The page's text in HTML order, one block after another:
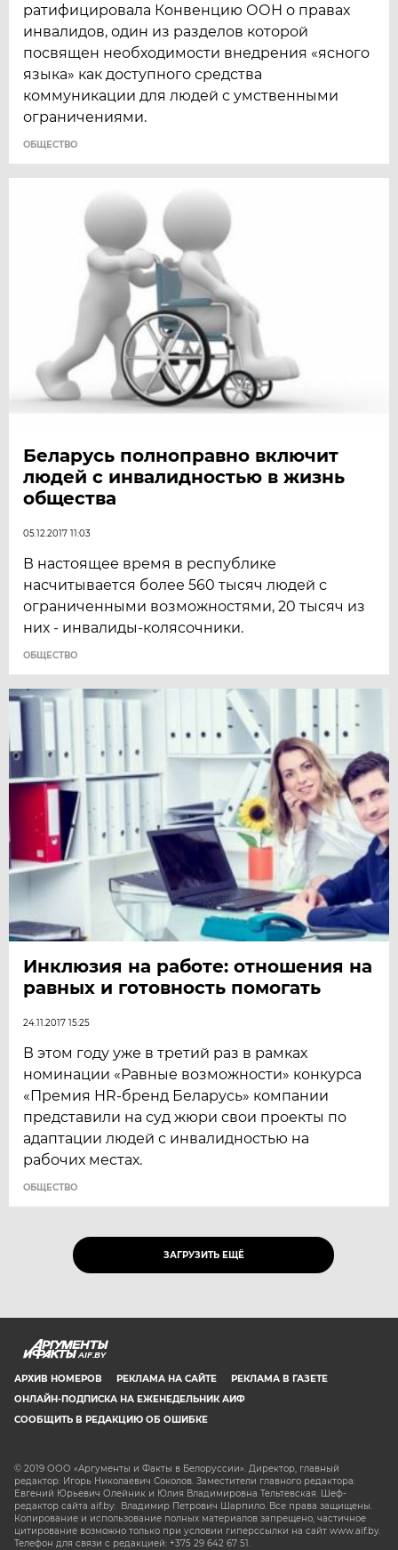
ратифицировала Конвенцию ООН о правах
инвалидов, один из разделов которой
посвящен необходимости внедрения «ясного
языка» как доступного средства
коммуникации для людей с умственными
ограничениями.
ОБЩЕСТВО
Беларусь полноправно включит
людей с инвалидностью в жизнь
общества
05.12.2017 11:03
В настоящее время в республике
насчитывается более 560 тысяч людей с
ограниченными возможностями, 20 тысяч из
них - инвалиды-колясочники.
ОБЩЕСТВО
Инклюзия на работе: отношения на
равных и готовность помогать
24.11.2017 15:25
В этом году уже в третий раз в рамках
номинации «Равные возможности» конкурса
«Премия HR-бренд Беларусь» компании
представили на суд жюри свои проекты по
адаптации людей с инвалидностью на
рабочих местах.
ОБЩЕСТВО
ЗАГРУЗИТЬ ЕЩЁ
AIF.BY
АРХИВ НОМЕРОВ РЕКЛАМА НА САЙТЕ
РЕКЛАМА В ГАЗЕТЕ
ОНЛАЙН-ПОДПИСКА НА ЕЖЕНЕДЕЛЬНИК АИФ
СООБЩИТЬ В РЕДАКЦИЮ ОБ ОШИБКЕ
© 2019 ООО «Аргументы и Факты в Белоруссии». Директор, главный
редактор: Игорь Николаевич Соколов. Заместители главного редактора:
Евгений Юрьевич Олейник и Юлия Владимировна Тельтевская. Шеф-
редактор сайта aif.by: Владимир Петрович Шарпило. Все права защищены.
Копирование и использование полных материалов запрещено, частичное
цитирование возможно только при условии гиперссылки на сайт www.aif.by.
Телефон для связи с редакцией: +375 29 642 67 51.